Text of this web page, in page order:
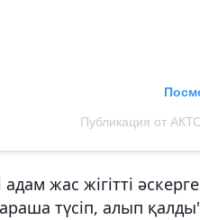
Публикация от
адам жас жігітті
түсіп, алып